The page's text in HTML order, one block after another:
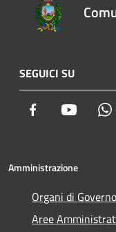
SEGUICI SU
Facebook Youtube
Amministrazione
Organi di Governo
Aree